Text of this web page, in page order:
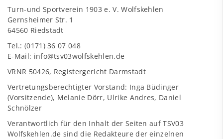
Turn-und Sportverein 1903 e. V. Wolfskehlen
Gernsheimer Str. 1
64560 Riedstadt
Tel.: (0171) 36 07 048
E-Mail: info@tsv03wolfskehlen.de
VRNR 50426, Registergericht Darmstadt
Vertretungsberechtigter Vorstand: Inga Büdinger
(Vorsitzende), Melanie Dörr, Ulrike Andres, Daniel
Schnölzer
Verantwortlich für den Inhalt der Seiten auf TSV03
Wolfskehlen.de sind die Redakteure der einzelnen